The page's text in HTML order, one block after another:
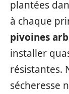
plantées
à chaque
pivoines
installer
résistantes.
sécheresse